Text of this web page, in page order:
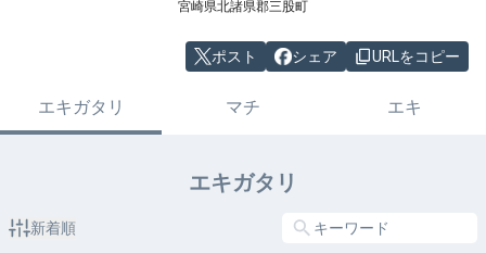
宮崎県北諸県郡三股町
ポスト シェア URLをコピー
エキガタリ マチ エキ
エキガタリ
新着順